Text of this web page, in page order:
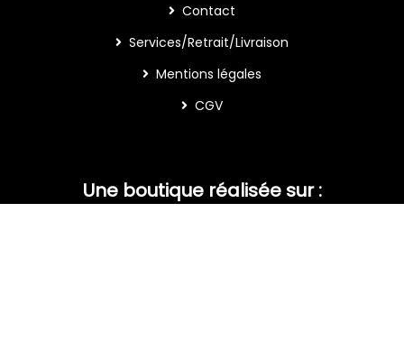
Contact
Services/Retrait/Livraison
Mentions légales
CGV
Une boutique réalisée sur :